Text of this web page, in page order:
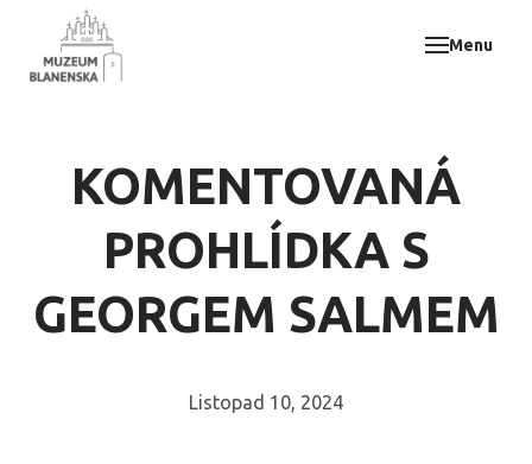
Menu
KOMENTOVANÁ
PROHLÍDKA S
GEORGEM SALMEM
Listopad 10, 2024